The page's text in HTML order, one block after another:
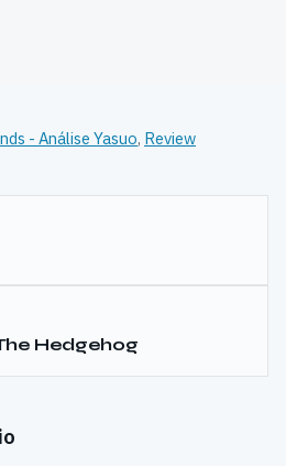
- Análise Yasuo, Review
Hedgehog